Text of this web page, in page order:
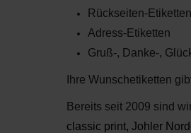
Rückseiten-
Adress-Etiketten
Gruß-, Danke-,
Ihre Wunschetiketten
Bereits seit 2009 sind
classic print, Johler